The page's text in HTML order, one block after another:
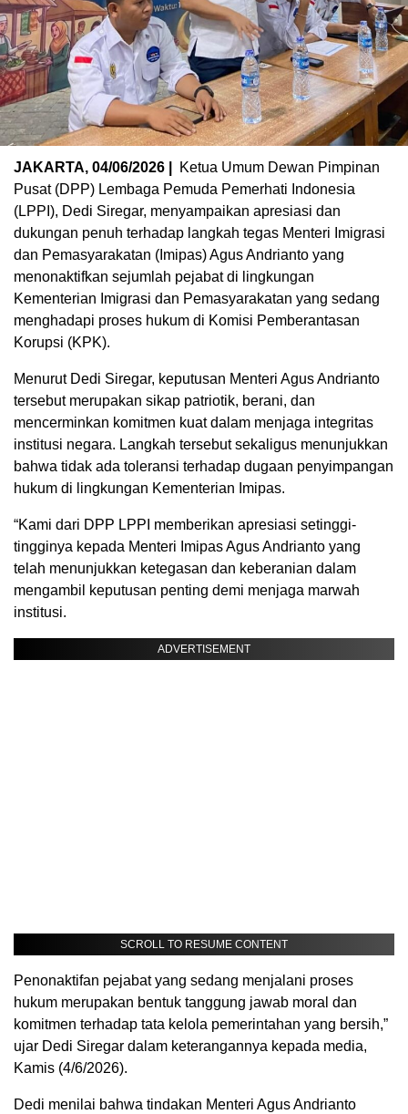
JAKARTA, 04/06/2026 |
Ketua Umum Dewan Pimpinan
Pusat (DPP) Lembaga Pemuda Pemerhati Indonesia
(LPPI), Dedi Siregar, menyampaikan apresiasi dan
dukungan penuh terhadap langkah tegas Menteri Imigrasi
dan Pemasyarakatan (Imipas) Agus Andrianto yang
menonaktifkan sejumlah pejabat di lingkungan
Kementerian Imigrasi dan Pemasyarakatan yang sedang
menghadapi proses hukum di Komisi Pemberantasan
Korupsi (KPK).
Menurut Dedi Siregar, keputusan Menteri Agus Andrianto
tersebut merupakan sikap patriotik, berani, dan
mencerminkan komitmen kuat dalam menjaga integritas
institusi negara. Langkah tersebut sekaligus menunjukkan
bahwa tidak ada toleransi terhadap dugaan penyimpangan
hukum di lingkungan Kementerian Imipas.
“Kami dari DPP LPPI memberikan apresiasi setinggi-
tingginya kepada Menteri Imipas Agus Andrianto yang
telah menunjukkan ketegasan dan keberanian dalam
mengambil keputusan penting demi menjaga marwah
institusi.
ADVERTISEMENT
SCROLL TO RESUME CONTENT
Penonaktifan pejabat yang sedang menjalani proses
hukum merupakan bentuk tanggung jawab moral dan
komitmen terhadap tata kelola pemerintahan yang bersih,”
ujar Dedi Siregar dalam keterangannya kepada media,
Kamis (4/6/2026).
Dedi menilai bahwa tindakan Menteri Agus Andrianto